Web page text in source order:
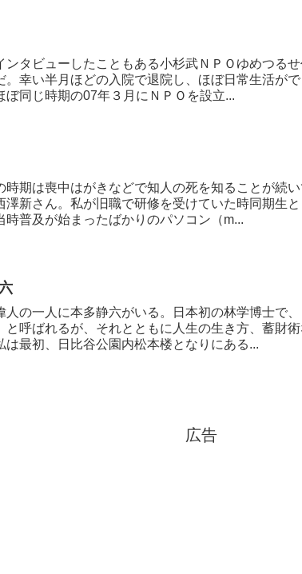
ンタビューしたこともある小杉武ＮＰＯゆめつる
。幸い半月ほどの入院で退院し、ほぼ日常生活
ぼ同じ時期の07年３月にＮＰＯを設立...
時期は喪中はがきなどで知人の死を知ることが続
澤新さん。私が旧職で研修を受けていた時同期生
時普及が始まったばかりのパソコン（m...
人の一人に本多静六がいる。日本初の林学博士で
と呼ばれるが、それとともに人生の生き方、蓄財
最初、日比谷公園内松本楼となりにある...
広告